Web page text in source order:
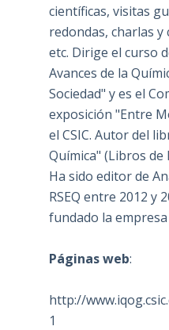
científicas, visitas
redondas, charlas
etc. Dirige el curso
Avances de la
Sociedad" y es el
exposición "Entre
el CSIC. Autor del
Química" (Libros de
Ha sido editor de
RSEQ entre 2012 y
fundado la
Páginas web:
http://
1